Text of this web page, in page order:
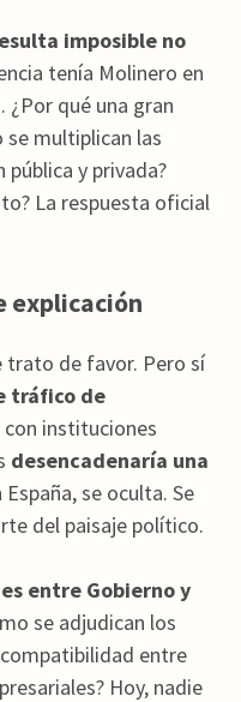
imposible no
tenía Molinero en
¿Por qué una gran
multiplican las
y privada?
La respuesta oficial
explicación
trato de favor. Pero sí
tráfico de
con instituciones
desencadenaría una
España, se oculta. Se
del paisaje político.
entre Gobierno y
se adjudican los
entre
Hoy, nadie